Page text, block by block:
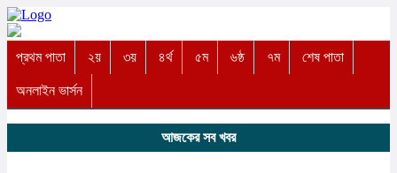
প্রথম পাতা ২য় ৩য় ৪র্থ ৫ম ৬ষ্ঠ ৭ম শেষ পাতা
অনলাইন ভার্সন
আজকের সব খবর